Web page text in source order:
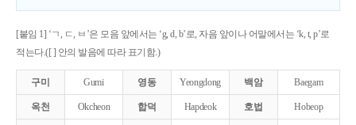
[붙임 1] ‘ㄱ, ㄷ, ㅂ’은 모음 앞에서는 ‘g, d, b’로, 자음 앞이나 어말에서는 ‘k, t, p’로
적는다.([ ] 안의 발음에 따라 표기함.)
구미 Gumi 영동 Yeongdong 백암 Baegam
옥천 Okcheon 합덕 Hapdeok 호법 Hobeop